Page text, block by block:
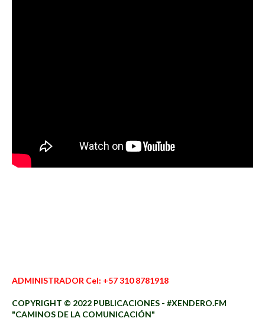
ADMINISTRADOR Cel: +57 310 8781918
COPYRIGHT © 2022 PUBLICACIONES - #XENDERO.FM
"CAMINOS DE LA COMUNICACIÓN"